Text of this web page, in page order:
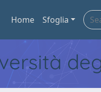
Home Sfoglia